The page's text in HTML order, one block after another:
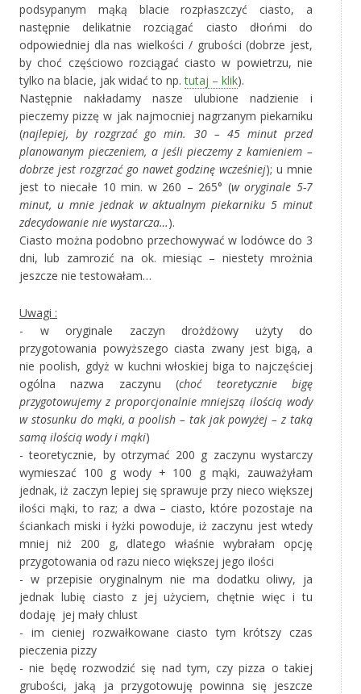
podsypanym mąką blacie rozpłaszczyć ciasto, a
następnie delikatnie rozciągać ciasto dłońmi do
odpowiedniej dla nas wielkości / grubości (dobrze jest,
by choć częściowo rozciągać ciasto w powietrzu, nie
tylko na blacie, jak widać to np.tutaj – klik).
Następnie nakładamy nasze ulubione nadzienie i
pieczemy pizzę w jak najmocniej nagrzanym piekarniku
(najlepiej, by rozgrzać go min. 30 – 45 minut przed
planowanym pieczeniem, a jeśli pieczemy z kamieniem –
dobrze jest rozgrzać go nawet godzinę wcześniej); u mnie
jest to niecałe 10 min. w 260 – 265° (w oryginale 5-7
minut, u mnie jednak w aktualnym piekarniku 5 minut
zdecydowanie nie wystarcza…).
Ciasto można podobno przechowywać w lodówce do 3
dni, lub zamrozić na ok. miesiąc – niestety mrożnia
jeszcze nie testowałam…
Uwagi :
- w oryginale zaczyn drożdżowy użyty do
przygotowania powyższego ciasta zwany jest bigą, a
nie poolish, gdyż w kuchni włoskiej biga to najczęściej
ogólna nazwa zaczynu (choć teoretycznie bigę
przygotowujemy z proporcjonalnie mniejszą ilością wody
w stosunku do mąki, a poolish – tak jak powyżej – z taką
samą ilością wody i mąki)
- teoretycznie, by otrzymać 200 g zaczynu wystarczy
wymieszać 100 g wody + 100 g mąki, zauważyłam
jednak, iż zaczyn lepiej się sprawuje przy nieco większej
ilości mąki, to raz; a dwa – ciasto, które pozostaje na
ściankach miski i łyżki powoduje, iż zaczynu jest wtedy
mniej niż 200 g, dlatego właśnie wybrałam opcję
przygotowania od razu nieco większej jego ilości
- w przepisie oryginalnym nie ma dodatku oliwy, ja
jednak lubię ciasto z jej użyciem, chętnie więc i tu
dodaję jej mały chlust
- im cieniej rozwałkowane ciasto tym krótszy czas
pieczenia pizzy
- nie będę rozwodzić się nad tym, czy pizza o takiej
grubości, jaką ja przygotowuję powinna się jeszcze